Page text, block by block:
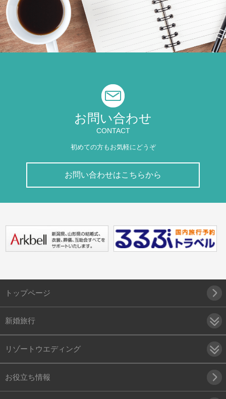
お問い合わせ
CONTACT
初めての方もお気軽にどうぞ
お問い合わせはこちらから
トップページ
新婚旅行
リゾートウエディング
お役立ち情報